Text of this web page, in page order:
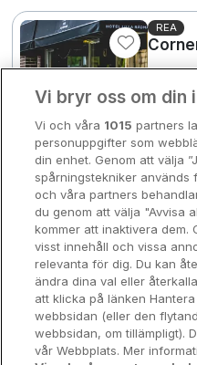
Hela Danmark
3
REA
9.1
☕ Med
REA
Elite
9
☕ Med
2731
Hotellrum
Om
Vi bryr oss om din
Vi och våra 1015 partners
personuppgifter som
din enhet. Genom att välja
spårningstekniker används
och våra partners
du genom att välja "Avvisa
kommer att inaktivera dem.
visst innehåll och vissa
relevanta för dig. Du kan
ändra dina val eller
att klicka på länken
webbsidan (eller den
webbsidan, om tillämpligt).
vår Webbplats. Mer